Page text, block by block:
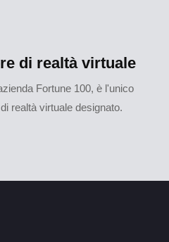
di realtà virtuale
Fortune 100, è l'unico
realtà virtuale designato.